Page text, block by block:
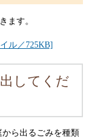
ます。
ル／725KB]
してくだ
ら出るごみを種類